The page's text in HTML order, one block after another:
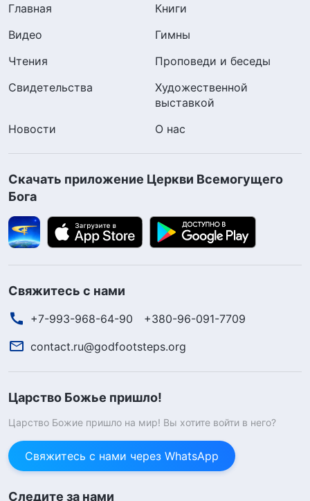
Главная
Книги
Видео
Гимны
Чтения
Проповеди и беседы
Свидетельства
Художественной
выставкой
Новости
О нас
Скачать приложение Церкви Всемогущего
Бога
Свяжитесь с нами
+7-993-968-64-90
+380-96-091-7709
contact.ru@godfootsteps.org
Царство Божье пришло!
Царство Божие пришло на мир! Вы хотите войти в него?
Свяжитесь с нами через WhatsApp
Следите за нами